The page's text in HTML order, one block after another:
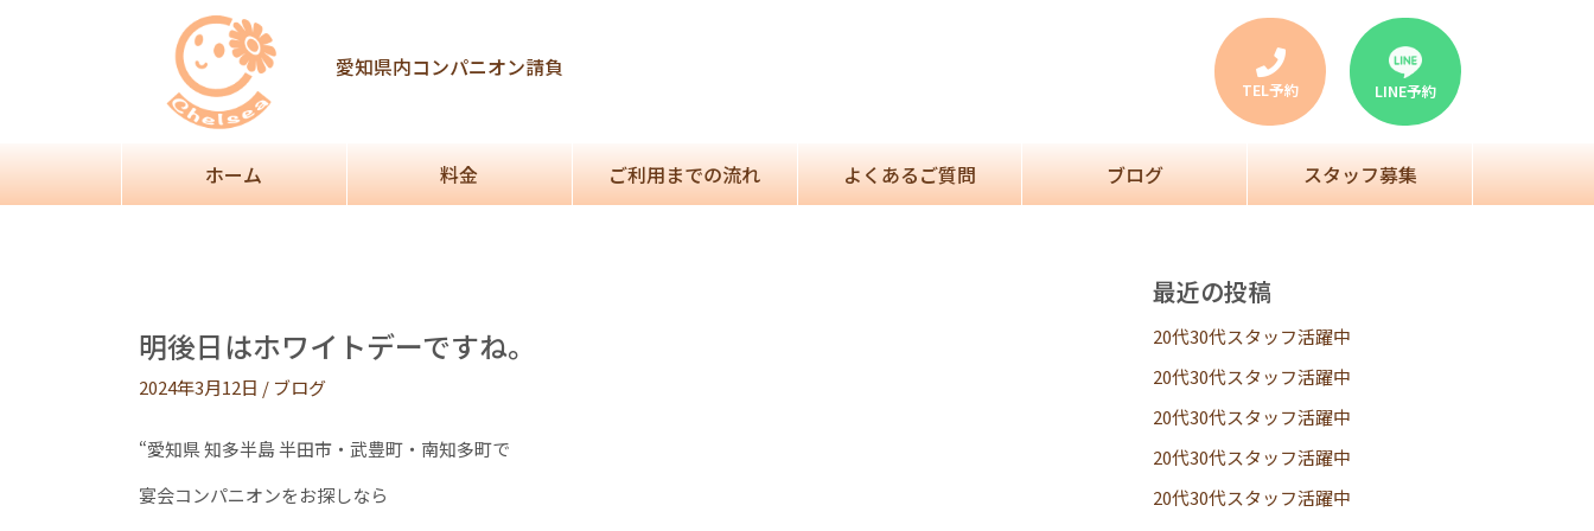
愛知県内コンパニオン請負
TEL予約 LINE予約
ホーム 料金 ご利用までの流れ よくあるご質問 ブログ スタッフ募集
明後日はホワイトデーですね。
2024年3月12日 / ブログ
“愛知県 知多半島 半田市・武豊町・南知多町で
宴会コンパニオンをお探しなら
最近の投稿
20代30代スタッフ活躍中
20代30代スタッフ活躍中
20代30代スタッフ活躍中
20代30代スタッフ活躍中
20代30代スタッフ活躍中